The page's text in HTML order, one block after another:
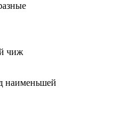
чиж
наименьшей